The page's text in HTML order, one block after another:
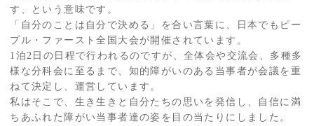
す、という意味です。
「自分のことは自分で決める」を合い言葉に、日本でもピー
プル・ファースト全国大会が開催されています。
1泊2日の日程で行われるのですが、全体会や交流会、多種多
様な分科会に至るまで、知的障がいのある当事者が会議を重
ねて決定し、運営しています。
私はそこで、生き生きと自分たちの思いを発信し、自信に満
ちあふれた障がい当事者達の姿を目の当たりにしました。